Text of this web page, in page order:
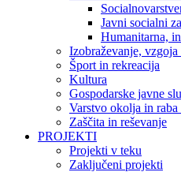
Javni socialni
Humanitarna,
Izobraževanje,
Šport in rekreacija
Kultura
Gospodarske javne
Varstvo okolja in raba
Zaščita in reševanje
PROJEKTI
Projekti v teku
Zaključeni projekti